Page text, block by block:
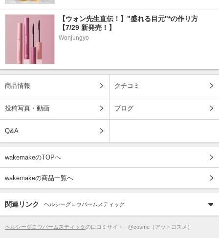
【ウォン先生直伝！】"盛れる目元"*の作り方
【7/29 新発売！】
Wonjungyo
商品情報 クチコミ
投稿写真・動画 ブログ
Q&A
wakemakeのTOPへ
wakemakeの商品一覧へ
関連リンク ヘルシーグロウバームスティック
ヘルシーグロウバームスティックの口コミサイト - @cosme（アットコスメ）